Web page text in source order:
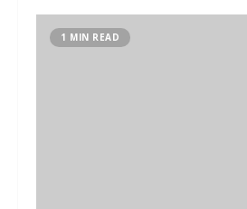
1 MIN READ